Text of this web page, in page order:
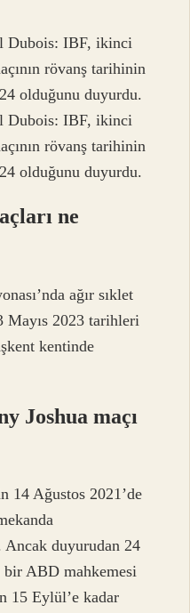
Dubois: IBF, ikinci
rövanş tarihinin
olduğunu duyurdu.
Dubois: IBF, ikinci
rövanş tarihinin
olduğunu duyurdu.
ne
ağır sıklet
Mayıs 2023 tarihleri
kentinde
Joshua maçı
14 Ağustos 2021’de
Ancak duyurudan 24
bir ABD mahkemesi
15 Eylül’e kadar